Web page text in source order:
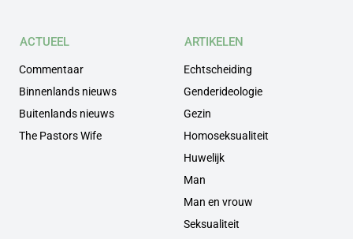
ACTUEEL
Commentaar
Binnenlands nieuws
Buitenlands nieuws
The Pastors Wife
ARTIKELEN
Echtscheiding
Genderideologie
Gezin
Homoseksualiteit
Huwelijk
Man
Man en vrouw
Seksualiteit